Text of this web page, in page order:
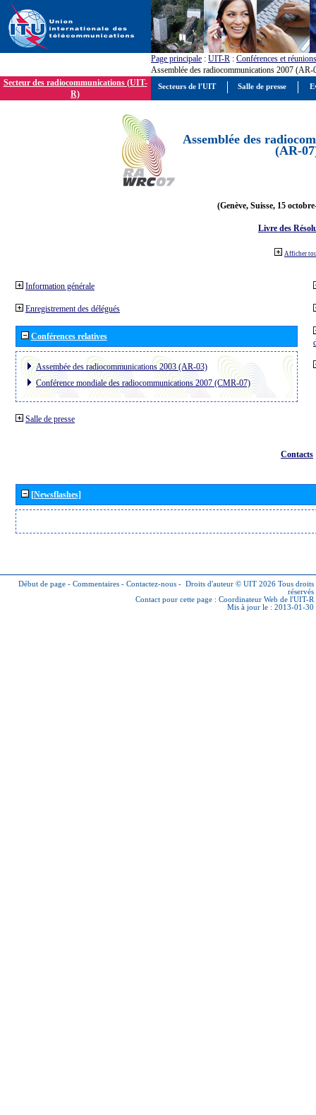
Page principale : UIT-R : Conférences et réunions
Assemblée des radiocommunications 2007 (AR-
Secteur des radiocommunications (UIT-
R)
Assemblée des
(AR-
(Genève, Suisse, 15
Livre des
Afficher
Information générale
Enregistrement des délégués
Conférences relatives
Assembée des radiocommunications 2003 (AR-03)
Conférence mondiale des radiocommunications 2007 (CMR-07)
Salle de presse
Contacts
[Newsflashes]
Début de page - Commentaires - Contactez-nous - Droits d'auteur © UIT 2026 Tous droits
réservés
Contact pour cette page : Coordinateur Web de l'UIT-R
Mis à jour le : 2013-01-30
Secteurs de l'UIT Salle de presse